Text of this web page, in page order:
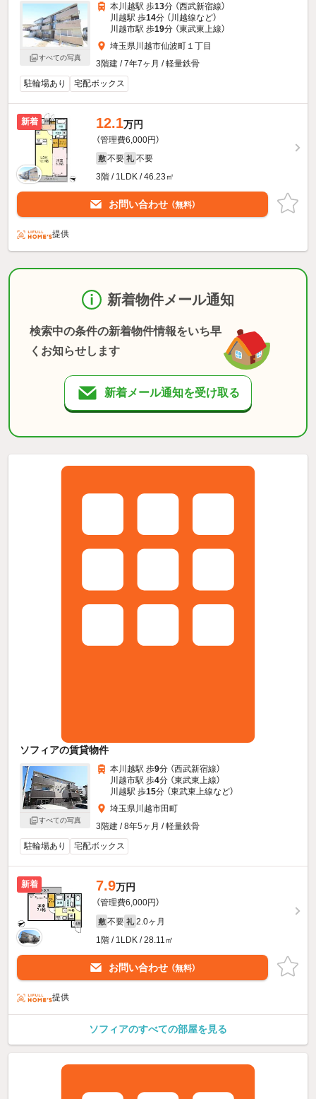
すべての写真
本川越駅 歩13分 （西武新宿線）
川越駅 歩14分 （川越線など）
川越市駅 歩19分 （東武東上線）
埼玉県川越市仙波町１丁目
3階建 / 7年7ヶ月 / 軽量鉄骨
駐輪場あり
宅配ボックス
新着 12.1万円
（管理費6,000円）
敷 不要 礼 不要
3階 / 1LDK / 46.23㎡
お問い合わせ （無料）
提供
新着物件メール通知
検索中の条件の新着物件情報をいち早
くお知らせします
新着メール通知を受け取る
ソフィアの賃貸物件
すべての写真
本川越駅 歩9分 （西武新宿線）
川越市駅 歩4分 （東武東上線）
川越駅 歩15分 （東武東上線など）
埼玉県川越市田町
3階建 / 8年5ヶ月 / 軽量鉄骨
駐輪場あり
宅配ボックス
新着 7.9万円
（管理費6,000円）
敷 不要 礼 2.0ヶ月
1階 / 1LDK / 28.11㎡
お問い合わせ （無料）
提供
ソフィアのすべての部屋を見る